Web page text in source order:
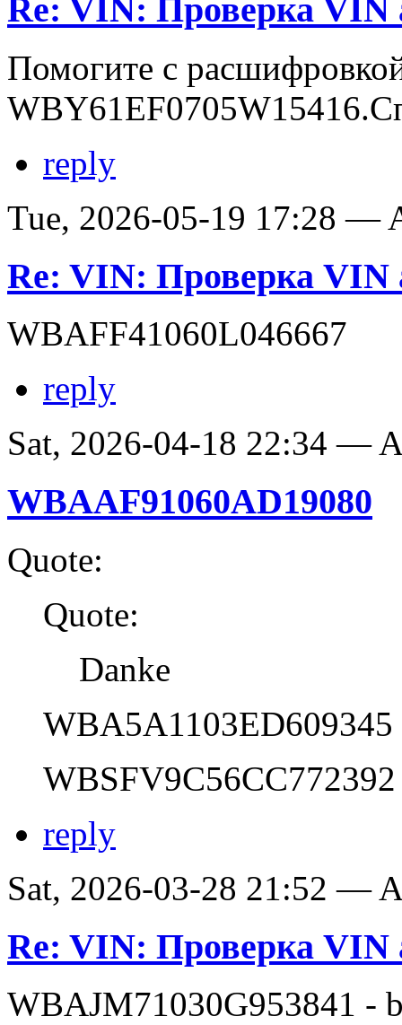
Re: VIN: Проверка VIN
Помогите с
reply
Tue, 2026-05-19 17:28 —
Re: VIN: Проверка VIN
WBAFF41060L046667
reply
Sat, 2026-04-18 22:34 —
WBAAF91060AD19080
Quote:
Quote:
Danke
WBA5A1103ED609345
WBSFV9C56CC772392
reply
Sat, 2026-03-28 21:52 —
Re: VIN: Проверка VIN
WBAJM71030G953841 -